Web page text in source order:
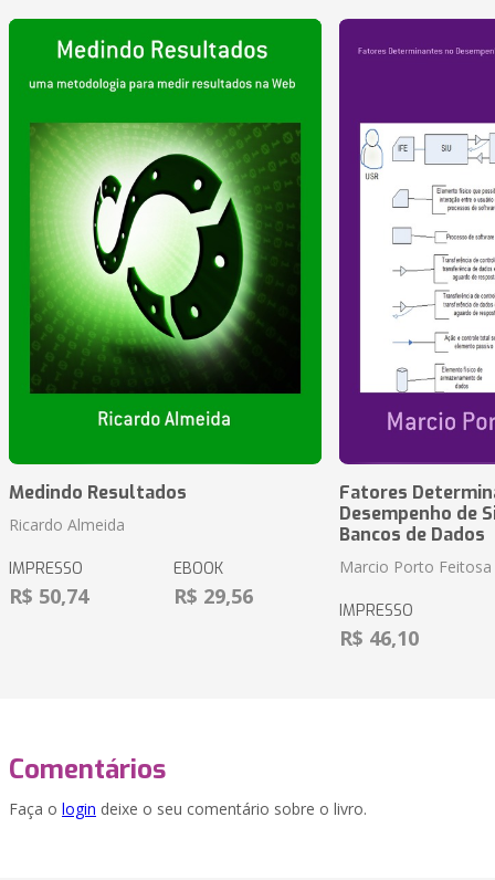
Medindo Resultados
Ricardo Almeida
IMPRESSO
R$ 50,74
EBOOK
R$ 29,56
Fatores
Desempenho de
Bancos de Dados
Marcio Porto Feitosa
IMPRESSO
R$ 46,10
Comentários
Faça o login deixe o seu comentário sobre o livro.